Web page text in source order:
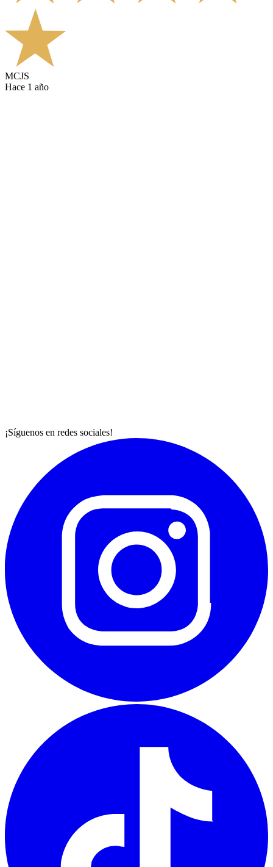
MCJS
hace 1 año
¡Síguenos en redes sociales!